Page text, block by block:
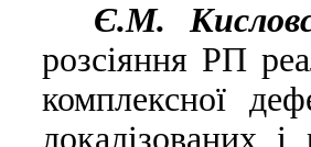
Є.М.
розсiяння РП
комплексної
локалiзованих i